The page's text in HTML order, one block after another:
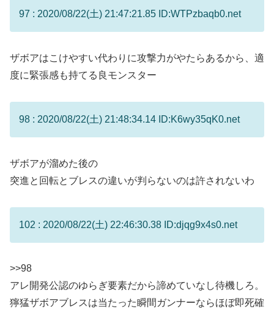
97 : 2020/08/22(土) 21:47:21.85 ID:WTPzbaqb0.net
ザボアはこけやすい代わりに攻撃力がやたらあるから、適
度に緊張感も持てる良モンスター
98 : 2020/08/22(土) 21:48:34.14 ID:K6wy35qK0.net
ザボアが溜めた後の
突進と回転とブレスの違いが判らないのは許されないわ
102 : 2020/08/22(土) 22:46:30.38 ID:djqg9x4s0.net
>>98
アレ開発公認のゆらぎ要素だから諦めていなし待機しろ。
獰猛ザボアブレスは当たった瞬間ガンナーならほぼ即死確